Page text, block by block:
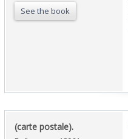
See the book
‎(carte postale).‎